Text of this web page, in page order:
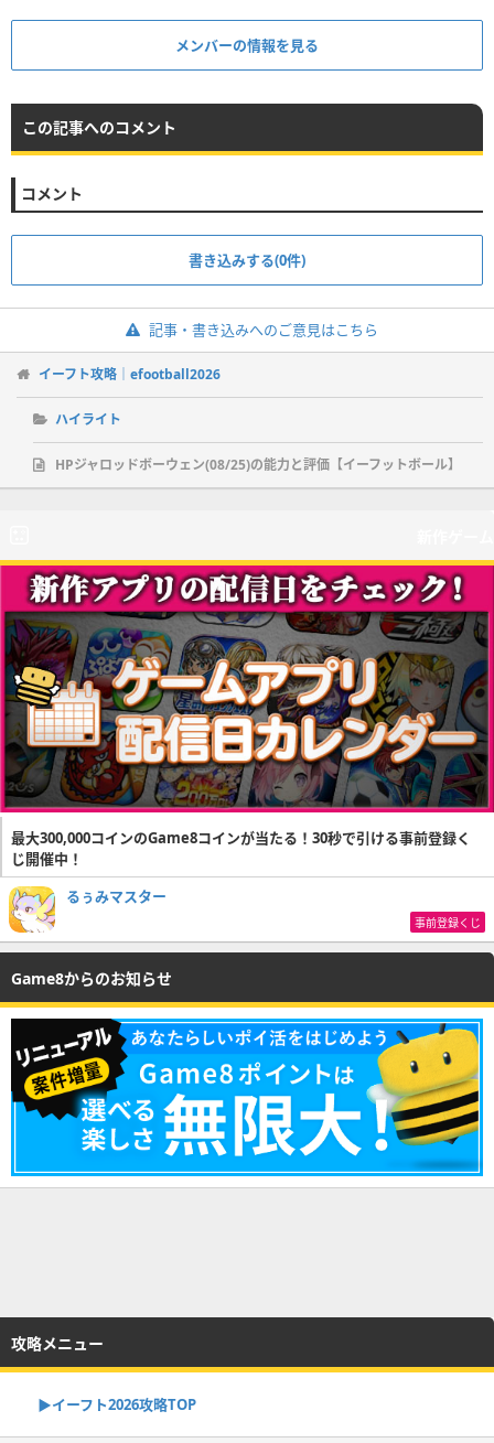
メンバーの情報を見る
この記事へのコメント
コメント
書き込みする(0件)
記事・書き込みへのご意見はこちら
イーフト攻略｜efootball2026
ハイライト
HPジャロッドボーウェン(08/25)の能力と評価【イーフットボール】
最大300,000コインのGame8コインが当たる！30秒で引ける事前登録く
じ開催中！
るぅみマスター
事前登録くじ
Game8からのお知らせ
攻略メニュー
▶イーフト2026攻略TOP